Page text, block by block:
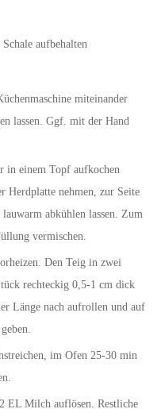
Schale aufbehalten
miteinander
lassen. Ggf. mit der Hand
einem Topf aufkochen
Herdplatte nehmen, zur Seite
abkühlen lassen. Zum
vermischen.
Den Teig in zwei
rechteckig 0,5-1 cm dick
Länge nach aufrollen und auf
im Ofen 25-30 min
EL Milch auflösen. Restliche